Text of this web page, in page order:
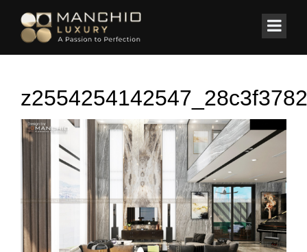
Home/BIỆT THỰ/ Thiết kế Kiến trúc/Nội thất Biệt Thự Biển